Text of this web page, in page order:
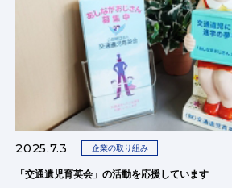
2025.7.3 企業の取り組み
「交通遺児育英会」の活動を応援しています